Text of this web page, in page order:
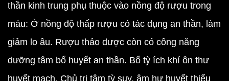
thần kinh trung phụ thuộc vào nồng độ rượu trong
máu: Ở nồng độ thấp rượu có tác dụng an thần, làm
giảm lo âu. Rượu thảo dược còn có công năng
dưỡng tâm bổ huyết an thần. Bổ tỳ ích khí ôn thư
huyết mạch. Chủ trị tâm tỳ suy, âm hư huyết thiểu